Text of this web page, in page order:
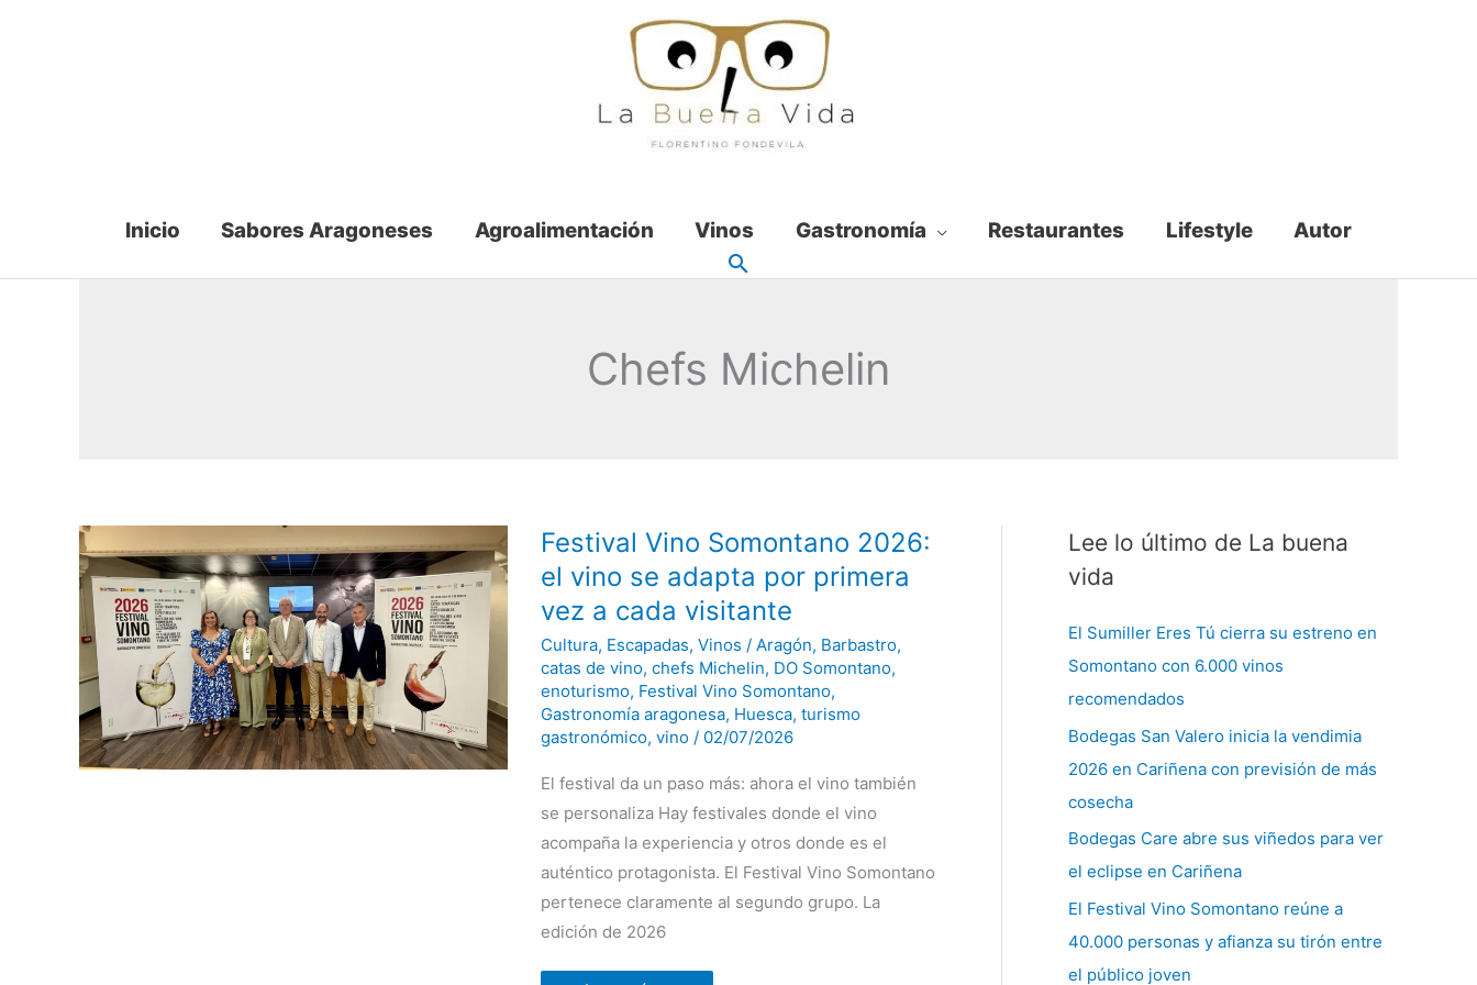
Inicio Sabores Aragoneses Agroalimentación Vinos Gastronomía Restaurantes Lifestyle Autor
Chefs Michelin
Festival Vino Somontano 2026:
el vino se adapta por primera
vez a cada visitante
Cultura, Escapadas, Vinos / Aragón, Barbastro,
catas de vino, chefs Michelin, DO Somontano,
enoturismo, Festival Vino Somontano,
Gastronomía aragonesa, Huesca, turismo
gastronómico, vino/ 02/07/2026
El festival da un paso más: ahora el vino también
se personaliza Hay festivales donde el vino
acompaña la experiencia y otros donde es el
auténtico protagonista. El Festival Vino Somontano
pertenece claramente al segundo grupo. La
edición de 2026
Festival
Vino
Somontano
2026:
vino
adapta
por
primera
vez
a
cada
visitante
Lee lo último de La buena
vida
El Sumiller Eres Tú cierra su estreno en
Somontano con 6.000 vinos
recomendados
Bodegas San Valero inicia la vendimia
2026 en Cariñena con previsión de más
cosecha
Bodegas Care abre sus viñedos para ver
el eclipse en Cariñena
El Festival Vino Somontano reúne a
40.000 personas y afianza su tirón entre
el público joven
C
a
e
g
o
r
í
a
s